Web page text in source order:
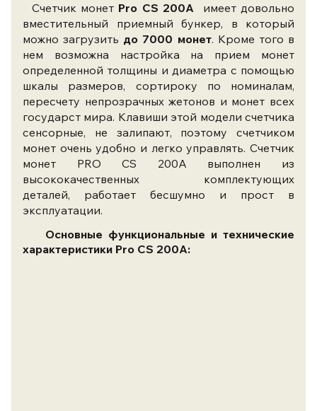
Счетчик монет Pro CS 200А имеет довольно
вместительный приемный бункер, в который
можно загрузить до 7000 монет. Кроме того в
нем возможна настройка на прием монет
определенной толщины и диаметра с помощью
шкалы размеров, сортироку по номиналам,
пересчету непрозрачных жетонов и монет всех
государст мира. Клавиши этой модели счетчика
сенсорные, не залипают, поэтому счетчиком
монет очень удобно и легко управлять. Счетчик
монет PRO CS 200А выполнен из
высококачественных комплектующих
деталей, работает бесшумно и прост в
эксплуатации.
Основные функциональные и технические
характеристики Pro CS 200А: